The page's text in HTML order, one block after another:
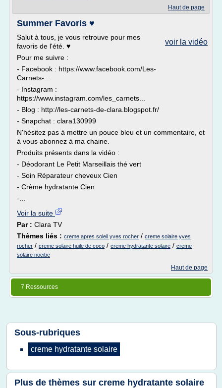
Haut de page
Summer Favoris ♥
voir la vidéo
Salut à tous, je vous retrouve pour mes
favoris de l'été. ♥
Pour me suivre :
- Facebook : https://www.facebook.com/Les-
Carnets-...
- Instagram :
https://www.instagram.com/les_carnets...
- Blog : http://les-carnets-de-clara.blogspot.fr/
- Snapchat : clara130999
N'hésitez pas à mettre un pouce bleu et un commentaire, et
à vous abonnez à ma chaine.
Produits présents dans la vidéo :
- Déodorant Le Petit Marseillais thé vert
- Soin Réparateur cheveux Cien
- Crème hydratante Cien
-...
Voir la suite
Par : Clara TV
Thèmes liés : creme apres soleil yves rocher / creme solaire yves
rocher / creme solaire huile de coco / creme hydratante solaire / creme
solaire nocibe
Haut de page
7 Ressources
Sous-rubriques
creme hydratante solaire
Plus de thèmes sur creme hydratante solaire